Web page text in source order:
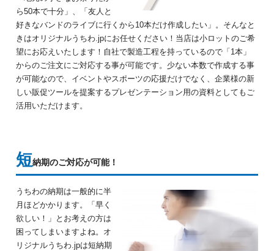
ら50本で十分」、
「友人と
好きなバンドのライブに行くから10本だけ作成したい」。 そんなと
きはオリジナルうちわ.jpにお任せください！ 当店は小ロットのご希
望にお応えいたします！ 自社で製造工程を持っているので「1本」
からのご注文にご対応する事が可能です。 少ない本数で作成する事
が可能なので、イベントやスポーツの応援だけでなく、企業様の新
しい販促ツールを提案するプレゼンテーション用の資料としてもご
活用いただけます。
短納期のご対応が可能！
うちわの納期は一般的に半
月ほどかかります。
「早く
欲しい！」とお考えの方は
困ってしまいますよね。 オ
リジナルうちわ.jpは短納期